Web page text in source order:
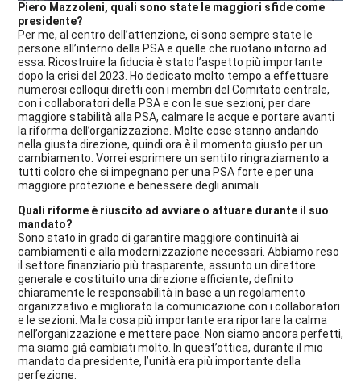
Piero Mazzoleni, quali sono state le maggiori sfide come
presidente?
Per me, al centro dell’attenzione, ci sono sempre state le
persone all’interno della PSA e quelle che ruotano intorno ad
essa. Ricostruire la fiducia è stato l’aspetto più importante
dopo la crisi del 2023. Ho dedicato molto tempo a effettuare
numerosi colloqui diretti con i membri del Comitato centrale,
con i collaboratori della PSA e con le sue sezioni, per dare
maggiore stabilità alla PSA, calmare le acque e portare avanti
la riforma dell’organizzazione. Molte cose stanno andando
nella giusta direzione, quindi ora è il momento giusto per un
cambiamento. Vorrei esprimere un sentito ringraziamento a
tutti coloro che si impegnano per una PSA forte e per una
maggiore protezione e benessere degli animali.
Quali riforme è riuscito ad avviare o attuare durante il suo
mandato?
Sono stato in grado di garantire maggiore continuità ai
cambiamenti e alla modernizzazione necessari. Abbiamo reso
il settore finanziario più trasparente, assunto un direttore
generale e costituito una direzione efficiente, definito
chiaramente le responsabilità in base a un regolamento
organizzativo e migliorato la comunicazione con i collaboratori
e le sezioni. Ma la cosa più importante era riportare la calma
nell’organizzazione e mettere pace. Non siamo ancora perfetti,
ma siamo già cambiati molto. In quest’ottica, durante il mio
mandato da presidente, l’unità era più importante della
perfezione.